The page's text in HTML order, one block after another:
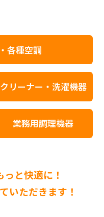
各種空調
クリーナー・洗濯機器
業務用調理機器
と快適に！
いただきます！